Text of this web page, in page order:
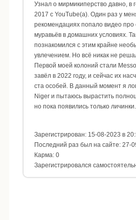
Узнал о мирмикиперство давно, в
2017 с YouTube(а). Один раз у
рекомендациях попало видео
муравьёв в домашних условиях.
познакомился с этим крайне
увлечением. Но всё никак не
Первой моей колоний стали
завёл в 2022 году, и сейчас их
ста особей. В данный момент я
Niger и пытаюсь вырастить
но пока появились только личинки.
Зарегистрирован: 15-08-2023 в
Последний раз был на сайте: 27-
Карма: 0
Зарегистрировался